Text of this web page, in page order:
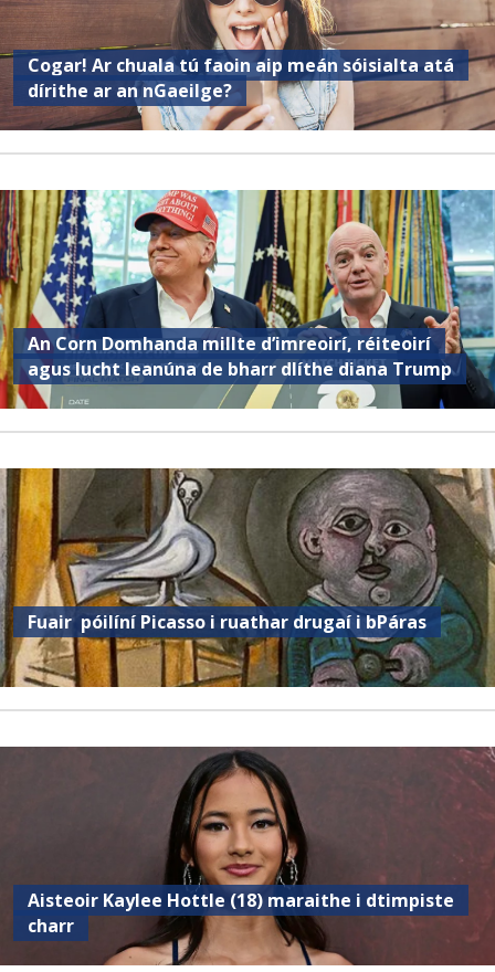
Cogar! Ar chuala tú faoin aip meán sóisialta atá
dírithe ar an nGaeilge?
An Corn Domhanda millte d’imreoirí, réiteoirí
agus lucht leanúna de bharr dlíthe diana Trump
Fuair ​​ póilíní Picasso i ruathar drugaí i bPáras
Aisteoir Kaylee Hottle (18) maraithe i dtimpiste
charr